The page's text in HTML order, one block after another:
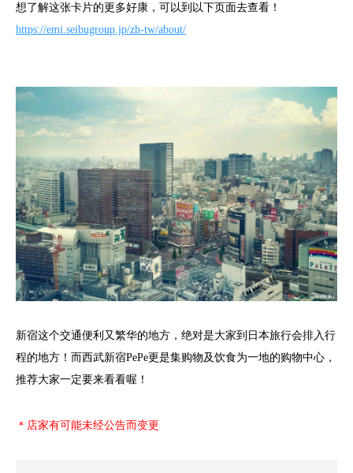
想了解这张卡片的更多好康，可以到以下页面去查看！
https://emi.seibugroup.jp/zh-tw/about/
新宿这个交通便利又繁华的地方，绝对是大家到日本旅行会排入行
程的地方！而西武新宿PePe更是集购物及饮食为一地的购物中心，
推荐大家一定要来看看喔！
＊店家有可能未经公告而变更